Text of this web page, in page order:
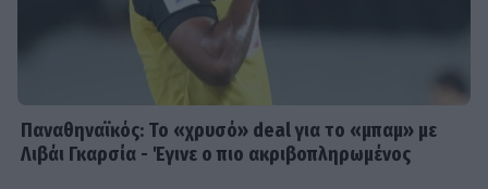
Παναθηναϊκός: Το «χρυσό» deal για το «μπαμ» με
Λιβάι Γκαρσία - Έγινε ο πιο ακριβοπληρωμένος